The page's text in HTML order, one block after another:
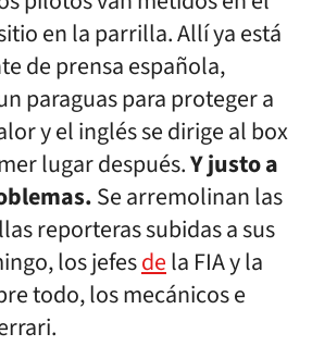
en la parrilla. Allí ya está
de prensa española,
paraguas para proteger a
y el inglés se dirige al box
lugar después.Y justo a
Se arremolinan las
reporteras subidas a sus
los jefesdela FIA y la
todo, los mecánicos e